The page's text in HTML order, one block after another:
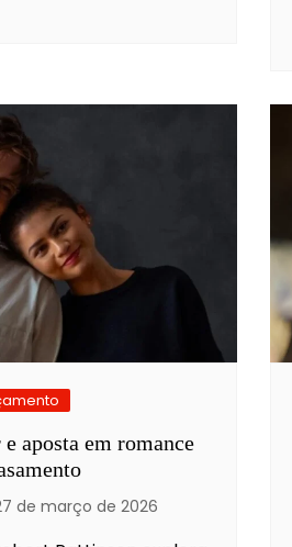
aposta em romance
de março de 2026